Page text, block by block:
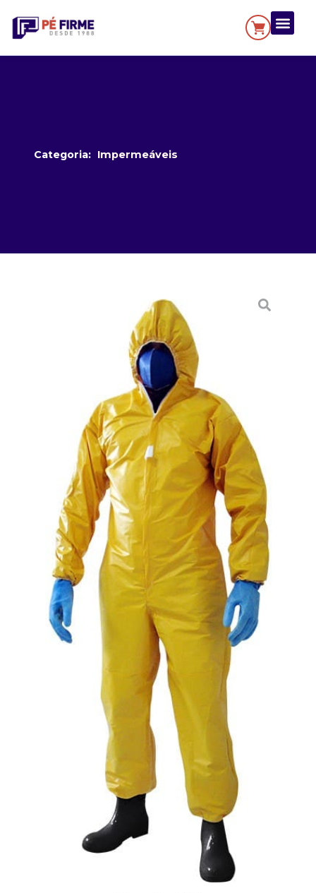
Categoria: Impermeáveis